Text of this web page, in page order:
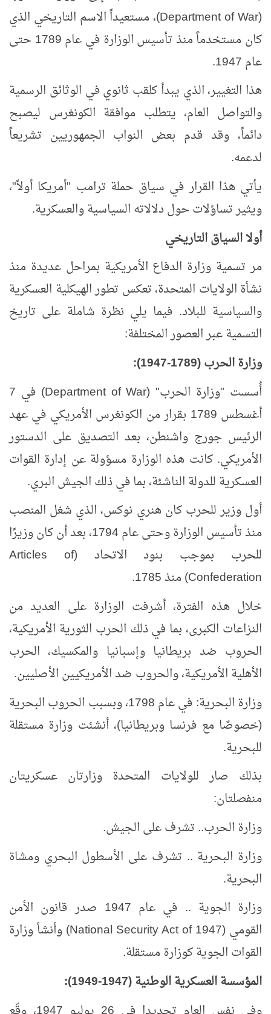
(
Department of War)، مستعيداً الاسم التاريخي الذي
كان مستخدماً منذ تأسيس الوزارة في عام 1789 حتى
عام 1947.
هذا التغيير، الذي يبدأ كلقب ثانوي في الوثائق الرسمية
والتواصل العام، يتطلب موافقة الكونغرس ليصبح
دائماً، وقد قدم بعض النواب الجمهوريين تشريعاً
لدعمه.
يأتي هذا القرار في سياق حملة ترامب "أمريكا أولاً"،
ويثير تساؤلات حول دلالاته السياسية والعسكرية.
أولا السياق التاريخي
مر تسمية وزارة الدفاع الأمريكية بمراحل عديدة منذ
نشأة الولايات المتحدة، تعكس تطور الهيكلية العسكرية
والسياسية للبلاد. فيما يلي نظرة شاملة على تاريخ
التسمية عبر العصور المختلفة:
وزارة الحرب (1789-1947):
أُسست "وزارة الحرب" (Department of War
) في 7
أغسطس 1789 بقرار من الكونغرس الأمريكي في عهد
الرئيس جورج واشنطن، بعد التصديق على الدستور
الأمريكي. كانت هذه الوزارة مسؤولة عن إدارة القوات
العسكرية للدولة الناشئة، بما في ذلك الجيش البري.
أول وزير للحرب كان هنري نوكس، الذي شغل المنصب
منذ تأسيس الوزارة وحتى عام 1794، بعد أن كان وزيرًا
للحرب بموجب بنود الاتحاد (Articles of
Confederation) منذ 1785.
خلال هذه الفترة، أشرفت الوزارة على العديد من
النزاعات الكبرى، بما في ذلك الحرب الثورية الأمريكية،
الحروب ضد بريطانيا وإسبانيا والمكسيك، الحرب
الأهلية الأمريكية، والحروب ضد الأمريكيين الأصليين.
وزارة البحرية: في عام 1798، وبسبب الحروب البحرية
(خصوصًا مع فرنسا وبريطانيا)، أنشئت وزارة مستقلة
للبحرية.
بذلك صار للولايات المتحدة وزارتان عسكريتان
منفصلتان:
وزارة الحرب.. تشرف على الجيش.
وزارة البحرية .. تشرف على الأسطول البحري ومشاة
البحرية.
وزارة الجوية .. في عام 1947 صدر قانون الأمن
القومي (National Security Act of 1947) وأنشأ وزارة
القوات الجوية كوزارة مستقلة.
المؤسسة العسكرية الوطنية (1947-1949):